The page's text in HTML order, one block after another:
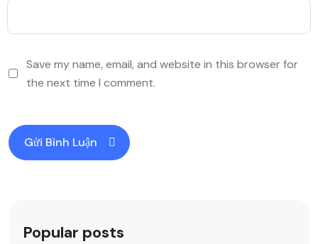
Save my name, email, and website in this browser for
the next time I comment.
Popular posts